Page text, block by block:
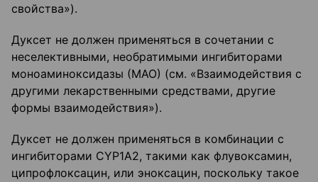
свойства»).
Дуксет не должен применяться в сочетании с
неселективными, необратимыми ингибиторами
моноаминоксидазы (МАО) (см. «Взаимодействия с
другими лекарственными средствами, другие
формы взаимодействия»).
Дуксет не должен применяться в комбинации с
ингибиторами CYP1A2, такими как флувоксамин,
ципрофлоксацин, или эноксацин, поскольку такое